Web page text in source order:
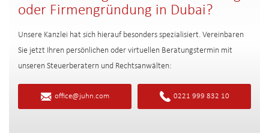
oder Firmengründung in Dubai?
Unsere Kanzlei hat sich hierauf besonders spezialisiert. Vereinbaren
Sie jetzt Ihren persönlichen oder virtuellen Beratungstermin mit
unseren Steuerberatern und Rechtsanwälten:
office@juhn.com 0221 999 832 10